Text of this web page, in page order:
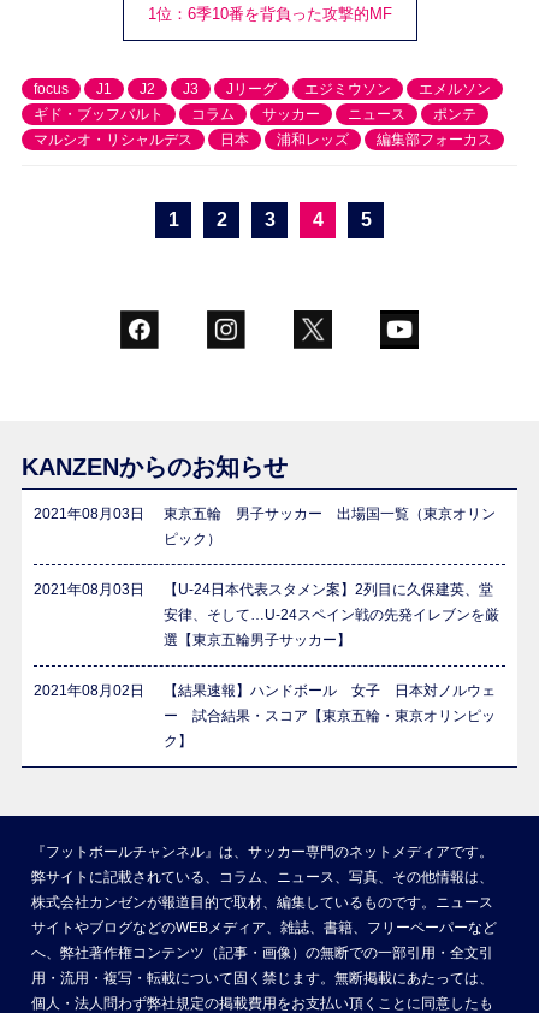
1位：6季10番を背負った攻撃的MF
focus J1 J2 J3 Jリーグ エジミウソン
エメルソン
ギド・ブッフバルト
コラム サッカー ニュース
ポンテ
マルシオ・リシャルデス
日本 浦和レッズ 編集部フォーカス
1 2 3 4 5
KANZENからのお知らせ
2021年08月03日
東京五輪 男子サッカー 出場国一覧（東京オリン
ピック）
2021年08月03日
【U-24日本代表スタメン案】2列目に久保建英、堂
安律、そして…U-24スペイン戦の先発イレブンを厳
選【東京五輪男子サッカー】
2021年08月02日
【結果速報】ハンドボール 女子 日本対ノルウェ
ー 試合結果・スコア【東京五輪・東京オリンピッ
ク】
『フットボールチャンネル』は、サッカー専門のネットメディアです。
弊サイトに記載されている、コラム、ニュース、写真、その他情報は、
株式会社カンゼンが報道目的で取材、編集しているものです。ニュース
サイトやブログなどのWEBメディア、雑誌、書籍、フリーペーパーなど
へ、弊社著作権コンテンツ（記事・画像）の無断での一部引用・全文引
用・流用・複写・転載について固く禁じます。無断掲載にあたっては、
個人・法人問わず弊社規定の掲載費用をお支払い頂くことに同意したも